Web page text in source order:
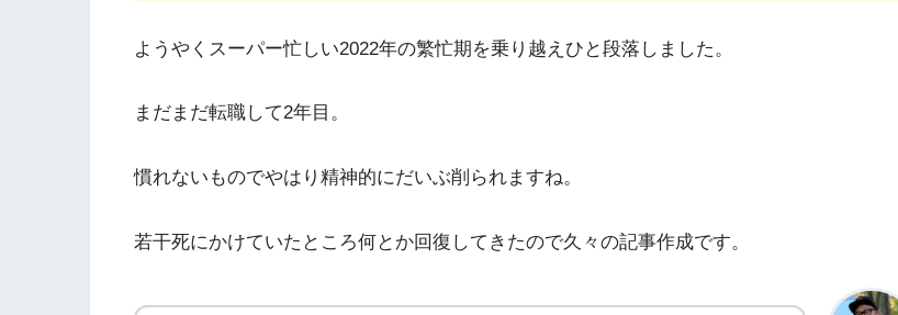
ようやくスーパー忙しい2022年の繁忙期を乗り越えひと段落しました。
まだまだ転職して2年目。
慣れないものでやはり精神的にだいぶ削られますね。
若干死にかけていたところ何とか回復してきたので久々の記事作成です。